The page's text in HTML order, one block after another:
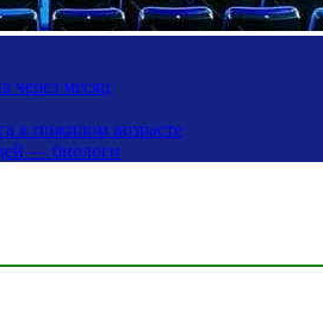
через месяц
в пожилом возрасте
— биологи